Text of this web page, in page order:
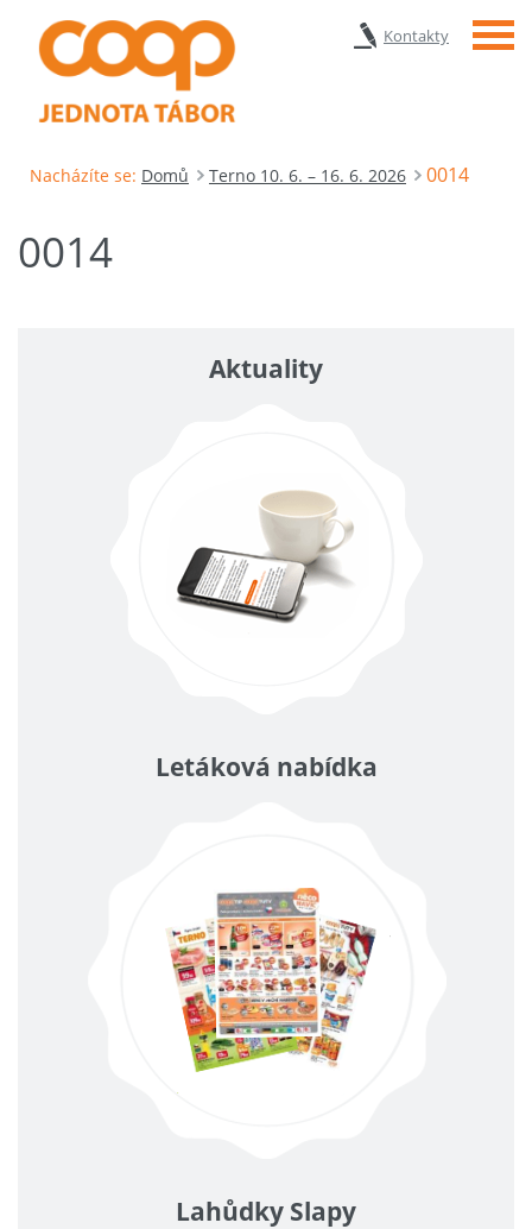
Kontakty Menu
Nacházíte se: Domů Terno 10. 6. – 16. 6. 2026 0014
0014
Aktuality
Letáková nabídka
Lahůdky Slapy